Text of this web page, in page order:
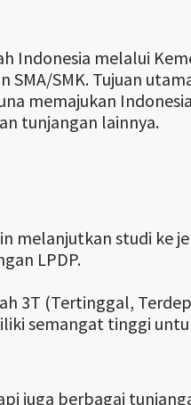
Indonesia melalui
SMK. Tujuan
memajukan
tunjangan lainnya.
melanjutkan studi ke
LPDP.
3T (Tertinggal,
semangat tinggi
juga berbagai